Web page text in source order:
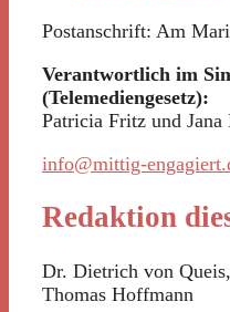
Postanschrift: Am
Verantwortlich im
(Telemediengesetz):
Patricia Fritz und Jana
info@mittig-
Redaktion
Dr. Dietrich von
Thomas Hoffmann